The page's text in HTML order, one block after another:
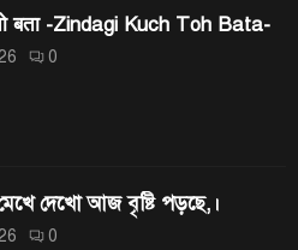
बता -Zindagi Kuch Toh Bata-
0
দেখো আজ বৃষ্টি পড়ছে,।
0